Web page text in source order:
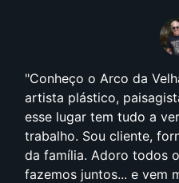
Conheço o Arco da
artista plástico,
esse lugar tem tudo a
trabalho. Sou cliente,
da família. Adoro todos
fazemos juntos... e vem